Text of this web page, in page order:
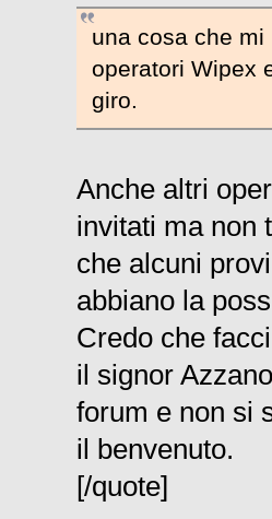
una cosa che
operatori Wipex
giro.
Anche altri
invitati ma non
che alcuni
abbiano la
Credo che
il signor
forum e non si
il benvenuto.
[/quote]